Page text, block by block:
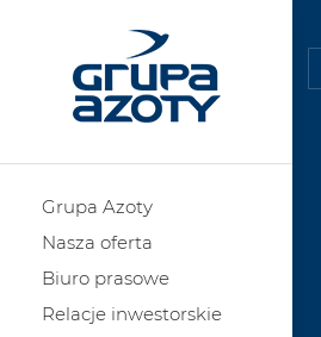
Grupa Azoty
Nasza oferta
Biuro prasowe
Relacje inwestorskie